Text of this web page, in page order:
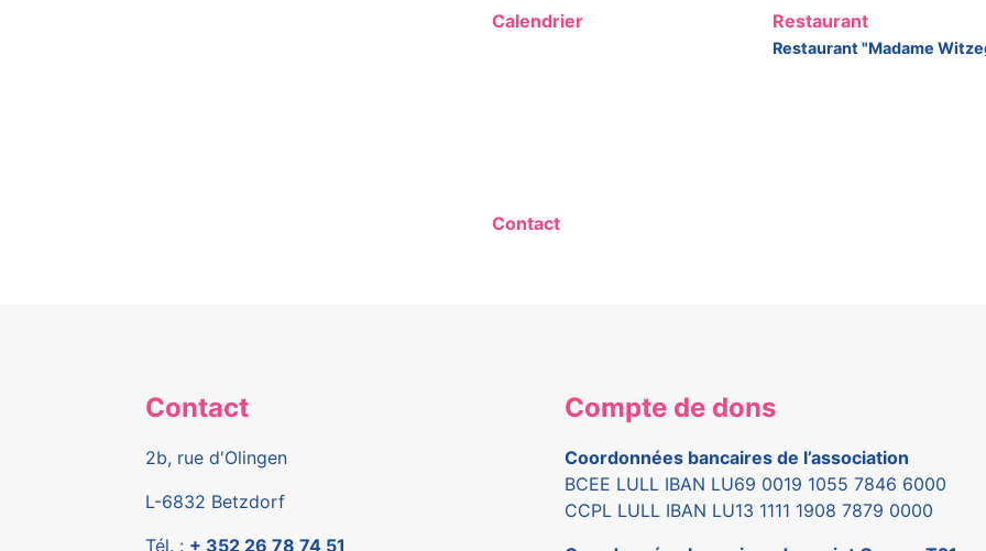
Calendrier Restaurant
Restaurant "Madame
Contact
Contact
2b, rue d'Olingen
L-6832 Betzdorf
Tél. : + 352 26 78 74 51
Compte de dons
Coordonnées bancaires de l’association
BCEE LULL IBAN LU69 0019 1055 7846 6000
CCPL LULL IBAN LU13 1111 1908 7879 0000